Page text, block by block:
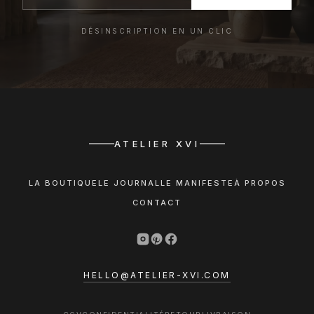
DÉSINSCRIPTION EN UN CLIC
ATELIER XVI
LA BOUTIQUE LE JOURNALLE MANIFESTE À PROPOS
CONTACT
HELLO@ATELIER-XVI.COM